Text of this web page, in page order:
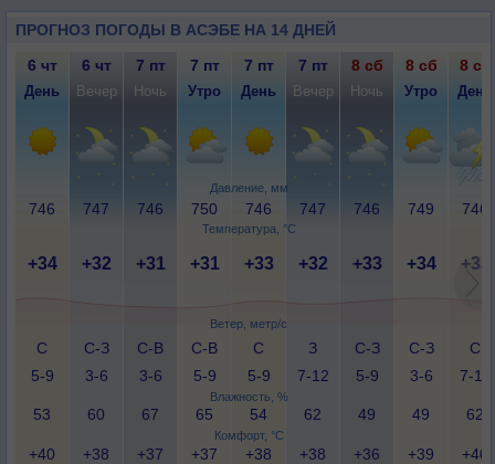
ПРОГНОЗ ПОГОДЫ В АСЭБЕ НА 14 ДНЕЙ
Давление, мм
Температура, °C
Ветер, метр/с
Влажность, %
Комфорт, °C
6 чт 6 чт 7 пт 7 пт 7 пт 7 пт 8 сб 8 сб 8 сб
День Вечер Ночь Утро День Вечер Ночь Утро День
746 747 746 750 746 747 746 749 746
+34 +32 +31 +31 +33 +32 +33 +34 +33
С
5-9
С-З
3-6
С-В
3-6
С-В
5-9
С
5-9
З
7-12
С-З
5-9
С-З
3-6
С
7-12
53 60 67 65 54 62 49 49 62
+40 +38 +37 +37 +38 +38 +36 +39 +40